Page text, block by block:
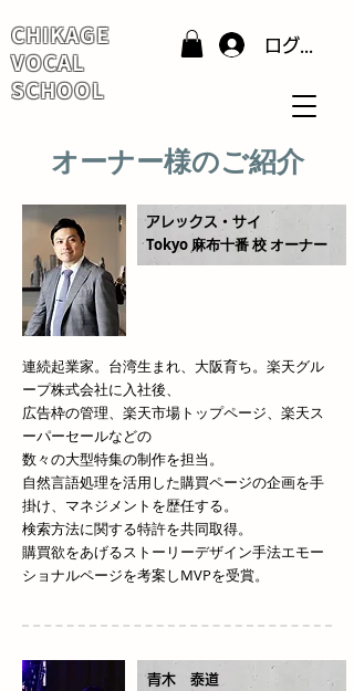
ログイン
CHIKAGE
VOCAL
SCHOOL
オーナー様のご紹介
Tokyo 麻布十番 校 オーナー
アレックス・サイ
連続起業家。台湾生まれ、大阪育ち。楽天グル
ープ株式会社に入社後、
広告枠の管理、楽天市場トップページ、楽天ス
ーパーセールなどの
数々の大型特集の制作を担当。
自然言語処理を活用した購買ページの企画を手
掛け、マネジメントを歴任する。
検索方法に関する特許を共同取得。
購買欲をあげるストーリーデザイン手法エモー
ショナルページを考案しMVPを受賞。
青木 泰道